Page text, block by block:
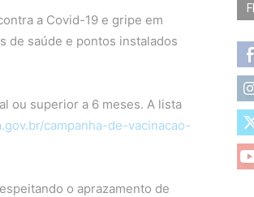
a Covid-19 e gripe em
de saúde e pontos instalados
ou superior a 6 meses. A lista
campanha-de-vacinacao-
o aprazamento de